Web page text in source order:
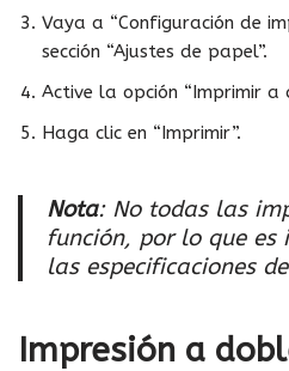
Vaya a “Configuración de
sección “Ajustes de papel”.
Active la opción “Imprimir a
Haga clic en “Imprimir”.
Nota: No todas las
función, por lo que
las especificaciones
Impresión a